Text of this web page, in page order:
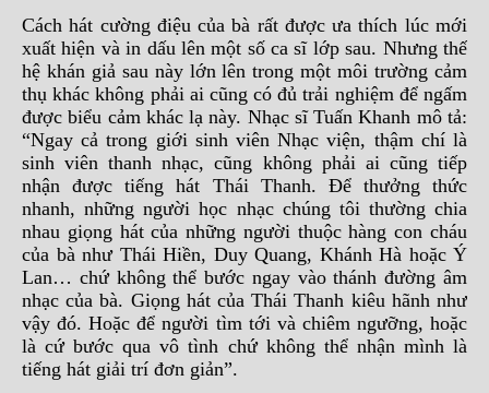
Cách hát cường điệu của bà rất được ưa thích lúc mới
xuất hiện và in dấu lên một số ca sĩ lớp sau. Nhưng thế
hệ khán giả sau này lớn lên trong một môi trường cảm
thụ khác không phải ai cũng có đủ trải nghiệm để ngấm
được biểu cảm khác lạ này. Nhạc sĩ Tuấn Khanh mô tả:
“Ngay cả trong giới sinh viên Nhạc viện, thậm chí là
sinh viên thanh nhạc, cũng không phải ai cũng tiếp
nhận được tiếng hát Thái Thanh. Để thưởng thức
nhanh, những người học nhạc chúng tôi thường chia
nhau giọng hát của những người thuộc hàng con cháu
của bà như Thái Hiền, Duy Quang, Khánh Hà hoặc Ý
Lan… chứ không thể bước ngay vào thánh đường âm
nhạc của bà. Giọng hát của Thái Thanh kiêu hãnh như
vậy đó. Hoặc để người tìm tới và chiêm ngưỡng, hoặc
là cứ bước qua vô tình chứ không thể nhận mình là
tiếng hát giải trí đơn giản”.